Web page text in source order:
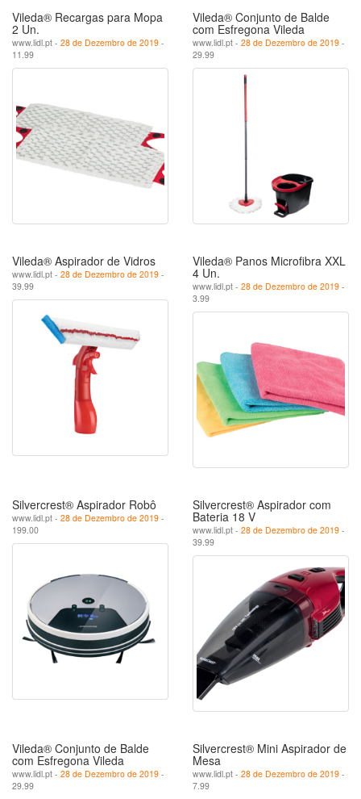
Vileda® Recargas para Mopa
2 Un.
www.lidl.pt - 28 de Dezembro de 2019 -
11.99
Vileda® Conjunto de Balde
com Esfregona Vileda
www.lidl.pt - 28 de Dezembro de 2019 -
29.99
Vileda® Aspirador de Vidros
www.lidl.pt - 28 de Dezembro de 2019 -
39.99
Vileda® Panos Microfibra XXL
4 Un.
www.lidl.pt - 28 de Dezembro de 2019 -
3.99
Silvercrest® Aspirador Robô
www.lidl.pt - 28 de Dezembro de 2019 -
199.00
Silvercrest® Aspirador com
Bateria 18 V
www.lidl.pt - 28 de Dezembro de 2019 -
39.99
Vileda® Conjunto de Balde
com Esfregona Vileda
www.lidl.pt - 28 de Dezembro de 2019 -
29.99
Silvercrest® Mini Aspirador de
Mesa
www.lidl.pt - 28 de Dezembro de 2019 -
7.99